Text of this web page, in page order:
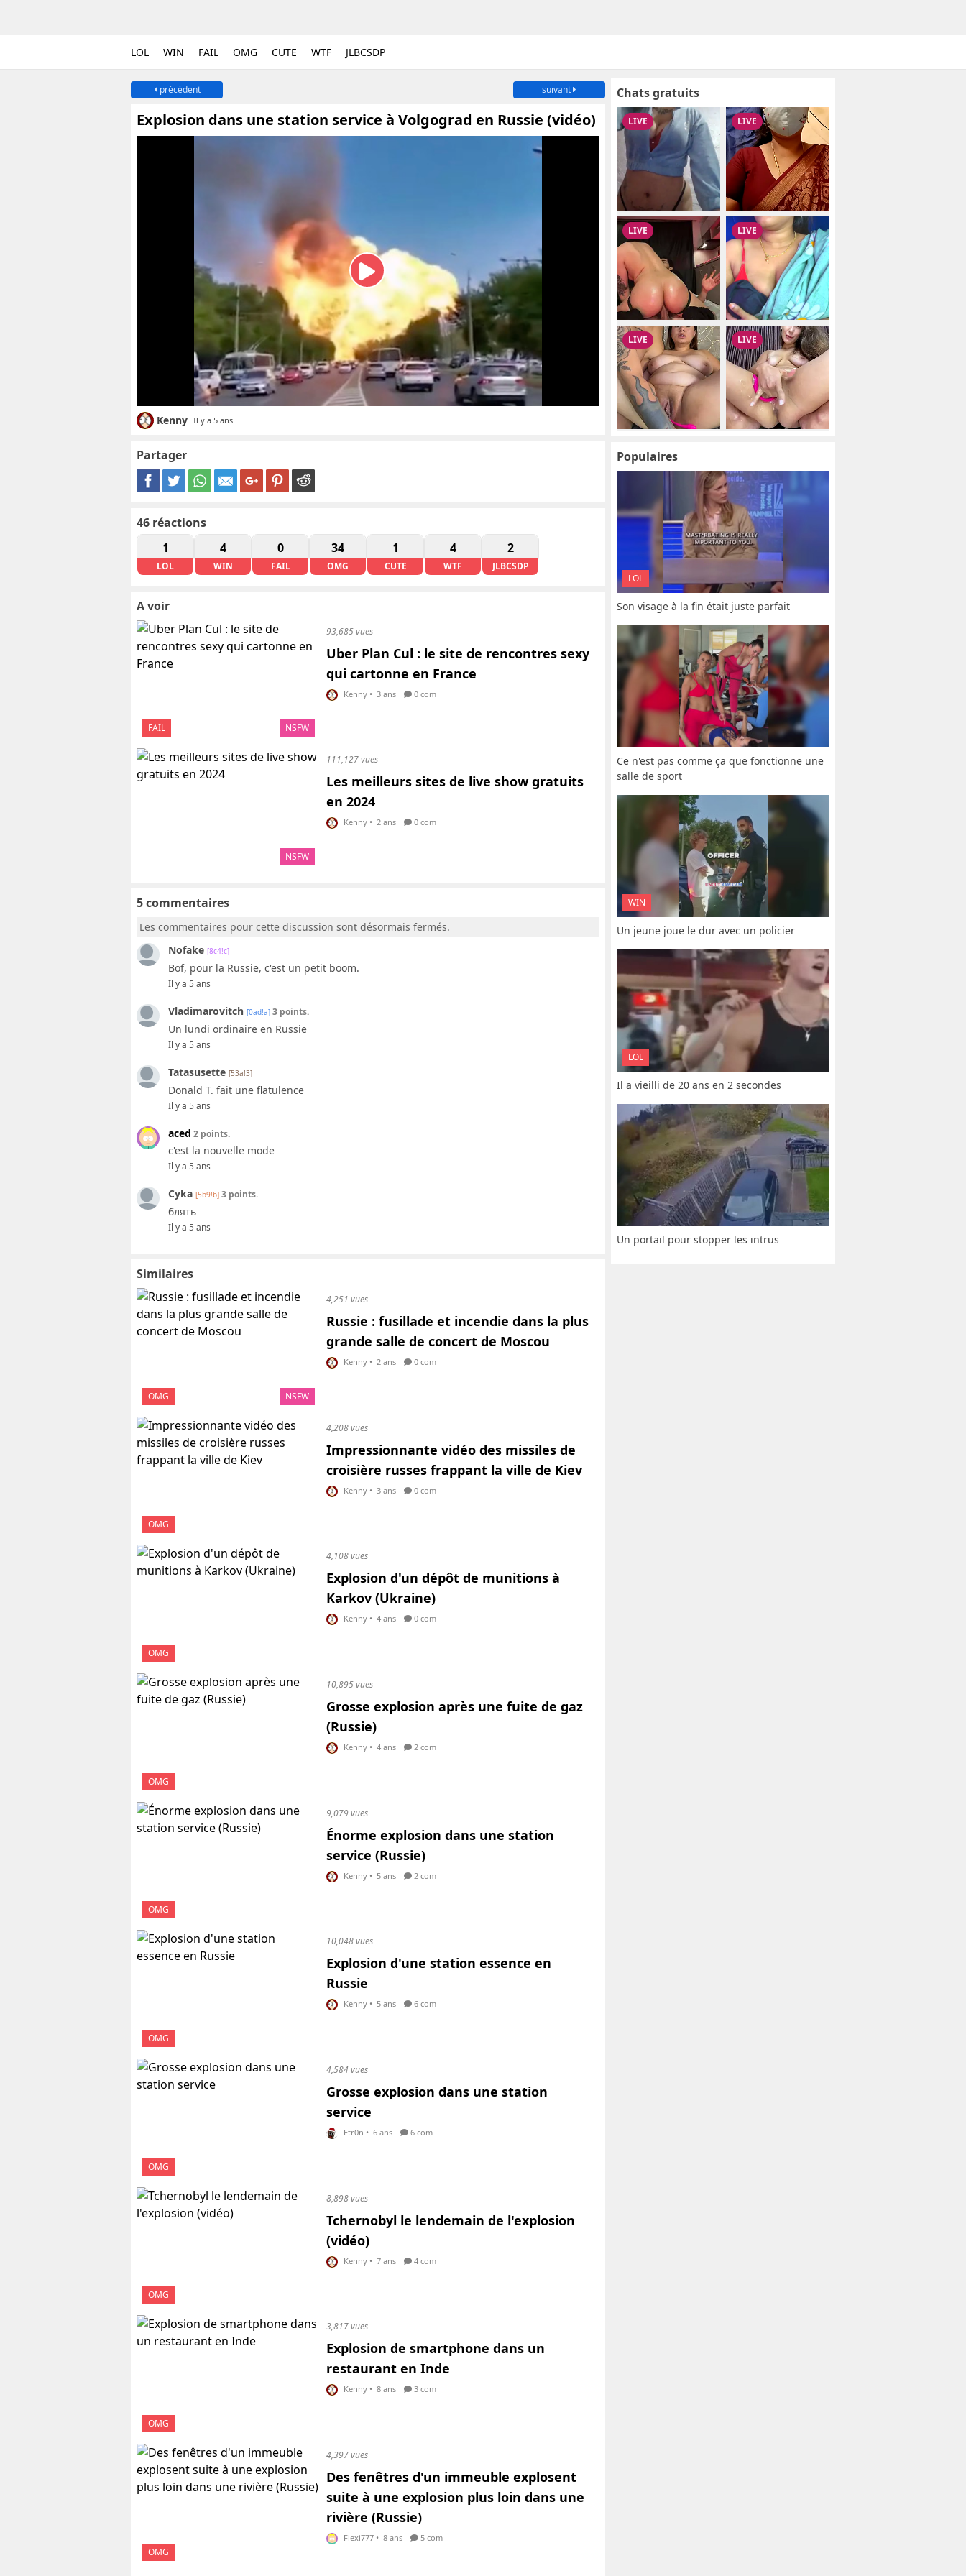
LOL WIN FAIL OMG CUTE WTF JLBCSDP
précédent suivant
Explosion dans une station service à Volgograd en Russie (vidéo)
Kenny Il y a 5 ans
Partager
46 réactions
1
LOL
4
WIN
0
FAIL
34
OMG
1
CUTE
4
WTF
2
JLBCSDP
A voir
FAIL NSFW
93,685 vues
Uber Plan Cul : le site de rencontres sexy
qui cartonne en France
Kenny • 3 ans 0 com
NSFW
111,127 vues
Les meilleurs sites de live show gratuits
en 2024
Kenny • 2 ans 0 com
5 commentaires
Les commentaires pour cette discussion sont désormais fermés.
Nofake [8c4!c]
Bof, pour la Russie, c'est un petit boom.
Il y a 5 ans
Vladimarovitch [0ad!a] 3 points.
Un lundi ordinaire en Russie
Il y a 5 ans
Tatasusette [53a!3]
Donald T. fait une flatulence
Il y a 5 ans
aced 2 points.
c'est la nouvelle mode
Il y a 5 ans
Cyka [5b9!b] 3 points.
блять
Il y a 5 ans
Similaires
OMG NSFW
4,251 vues
Russie : fusillade et incendie dans la plus
grande salle de concert de Moscou
Kenny • 2 ans 0 com
OMG
4,208 vues
Impressionnante vidéo des missiles de
croisière russes frappant la ville de Kiev
Kenny • 3 ans 0 com
OMG
4,108 vues
Explosion d'un dépôt de munitions à
Karkov (Ukraine)
Kenny • 4 ans 0 com
OMG
10,895 vues
Grosse explosion après une fuite de gaz
(Russie)
Kenny • 4 ans 2 com
OMG
9,079 vues
Énorme explosion dans une station
service (Russie)
Kenny • 5 ans 2 com
OMG
10,048 vues
Explosion d'une station essence en
Russie
Kenny • 5 ans 6 com
OMG
4,584 vues
Grosse explosion dans une station
service
Etr0n • 6 ans 6 com
OMG
8,898 vues
Tchernobyl le lendemain de l'explosion
(vidéo)
Kenny • 7 ans 4 com
OMG
3,817 vues
Explosion de smartphone dans un
restaurant en Inde
Kenny • 8 ans 3 com
OMG
4,397 vues
Des fenêtres d'un immeuble explosent
suite à une explosion plus loin dans une
rivière (Russie)
Flexi777 • 8 ans 5 com
Chats gratuits
Populaires
LOL
Son visage à la fin était juste parfait
Ce n'est pas comme ça que fonctionne une
salle de sport
WIN
Un jeune joue le dur avec un policier
LOL
Il a vieilli de 20 ans en 2 secondes
Un portail pour stopper les intrus